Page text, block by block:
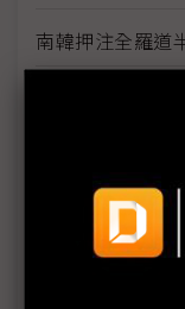
南韓押注全羅道
從1,500兆到
次看懂
南韓擬為半導